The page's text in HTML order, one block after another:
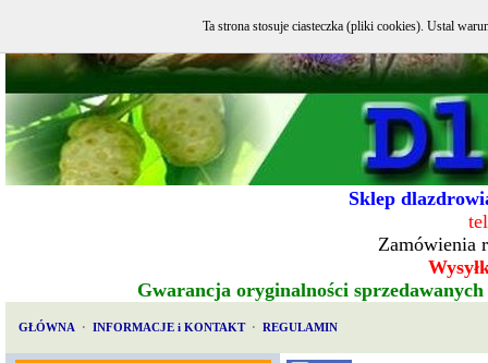
Sklep
Zamówienia
Gwarancja oryginalności
GŁÓWNA · INFORMACJE i KONTAKT · REGULAMIN
Ta strona stosuje ciasteczka (pliki cookies). Ustal